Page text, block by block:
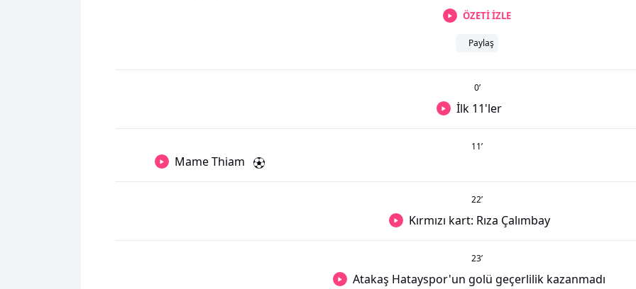
ÖZETİ İZLE
Paylaş
0’
İlk 11'ler
11’
Mame Thiam
22’
Kırmızı kart: Rıza Çalımbay
23’
Atakaş Hatayspor'un golü geçerlilik kazanmadı